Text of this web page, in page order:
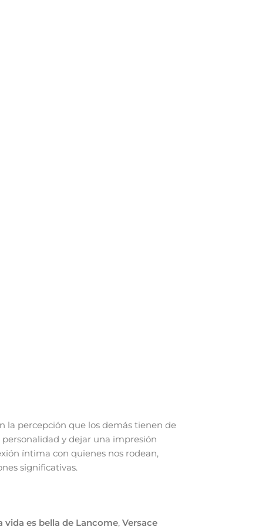
la percepción que los demás tienen de
y dejar una impresión
íntima con quienes nos rodean,
significativas.
vida es bella de Lancome, Versace